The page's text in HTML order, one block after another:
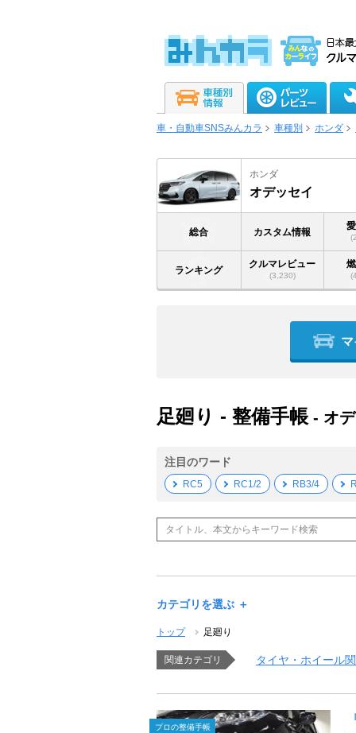
車・自動車SNSみんカラ 車種別 ホンダ
ホンダ
オデッセイ
総合 カスタム情報
ランキング
クルマレビュー
(3,230)
足廻り - 整備手帳 - オ
注目のワード
RC5 RC1/2 RB3/4
カテゴリを選ぶ ＋
トップ 足廻り
関連カテゴリ タイヤ・ホイール
プロの整備手帳